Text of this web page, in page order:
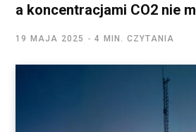
a koncentracjami CO2 nie
19 MAJA 2025 4 MIN. CZYTANIA